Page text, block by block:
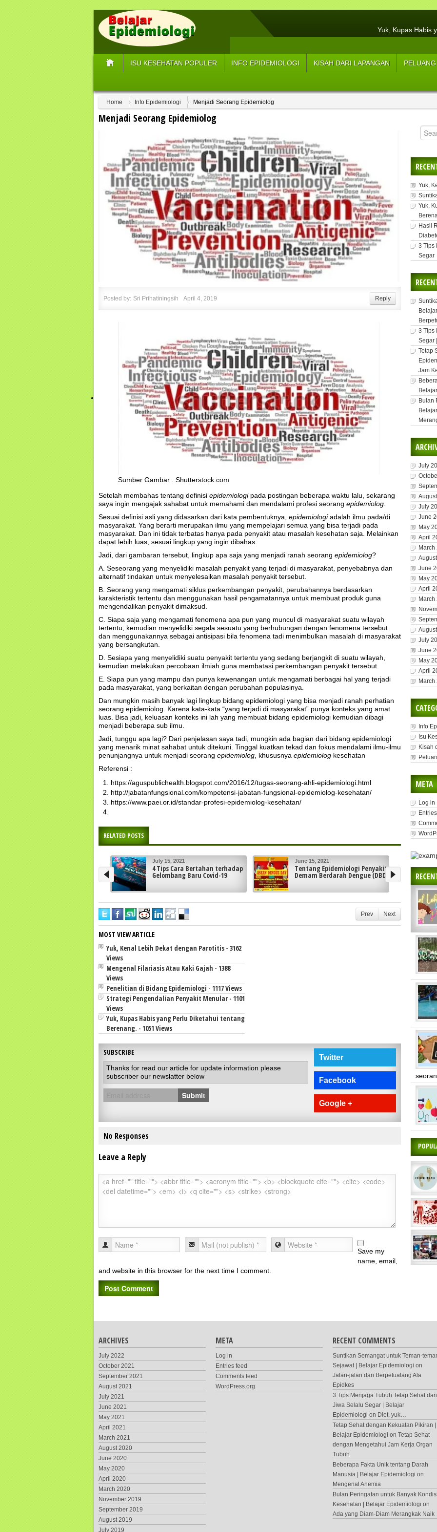
Yuk, Kupas Habis
3 Tips Menjaga
5
ISU KESEHATAN POPULER INFO EPIDEMIOLOGI KISAH DARI LAPANGAN
Home Info Epidemiologi Menjadi Seorang Epidemiolog
Menjadi Seorang Epidemiolog
Posted by: Sri Prihatiningsih April 4, 2019 Reply
Sumber Gambar : Shutterstock.com
Setelah membahas tentang definisi epidemiologipada postingan beberapa waktu lalu, sekarang
saya ingin mengajak sahabat untuk memahami dan mendalami profesi seorang epidemiolog
Sesuai definisi asli yang didasarkan dari kata pembentuknya, epidemiologiadalah ilmu pada/di
masyarakat. Yang berarti merupakan ilmu yang mempelajari semua yang bisa terjadi pada
masyarakat. Dan ini tidak terbatas hanya pada penyakit atau masalah kesehatan saja. Melainkan
dapat lebih luas, sesuai lingkup yang ingin dibahas.
Jadi, dari gambaran tersebut, lingkup apa saja yang menjadi ranah seorang epidemiolog?
A. Seseorang yang menyelidiki masalah penyakit yang terjadi di masyarakat, penyebabnya dan
alternatif tindakan untuk menyelesaikan masalah penyakit tersebut.
B. Seorang yang mengamati siklus perkembangan penyakit, perubahannya berdasarkan
karakteristik tertentu dan menggunakan hasil pengamatannya untuk membuat produk guna
mengendalikan penyakit dimaksud.
C. Siapa saja yang mengamati fenomena apa pun yang muncul di masyarakat suatu wilayah
tertentu, kemudian menyelidiki segala sesuatu yang berhubungan dengan fenomena tersebut
dan menggunakannya sebagai antisipasi bila fenomena tadi menimbulkan masalah di masyarakat
yang bersangkutan.
D. Sesiapa yang menyelidiki suatu penyakit tertentu yang sedang berjangkit di suatu wilayah,
kemudian melakukan percobaan ilmiah guna membatasi perkembangan penyakit tersebut.
E. Siapa pun yang mampu dan punya kewenangan untuk mengamati berbagai hal yang terjadi
pada masyarakat, yang berkaitan dengan perubahan populasinya.
Dan mungkin masih banyak lagi lingkup bidang epidemiologi yang bisa menjadi ranah perhatian
seorang epidemiolog. Karena kata-kata “yang terjadi di masyarakat” punya konteks yang amat
luas. Bisa jadi, keluasan konteks ini lah yang membuat bidang epidemiologi kemudian dibagi
menjadi beberapa sub ilmu.
Jadi, tunggu apa lagi? Dari penjelasan saya tadi, mungkin ada bagian dari bidang epidemiologi
yang menarik minat sahabat untuk ditekuni. Tinggal kuatkan tekad dan fokus mendalami ilmu-ilmu
penunjangnya untuk menjadi seorang epidemiolog , khususnya epidemiolog kesehatan
Referensi :
https://aguspublichealth.blogspot.com/2016/12/tugas-seorang-ahli-epidemiologi.html
http://jabatanfungsional.com/kompetensi-jabatan-fungsional-epidemiolog-kesehatan/
https://www.paei.or.id/standar-profesi-epidemiolog-kesehatan/
RELATED POSTS
4 Tips Cara Bertahan terhadap
June 15, 2021
Tentang Epidemiologi Penyakit
Demam Berdarah Dengue (DBD)
June 8, 2021
Strategi Pengendalian
Penyakit Menular
Prev Next
MOST VIEW ARTICLE
Yuk, Kenal Lebih Dekat dengan Parotitis - 3162
Views
Mengenal Filariasis Atau Kaki Gajah - 1388
Views
Penelitian di Bidang Epidemiologi - 1117 Views
Strategi Pengendalian Penyakit Menular - 1101
Views
Yuk, Kupas Habis yang Perlu Diketahui tentang
Berenang. - 1051 Views
SUBSCRIBE
Thanks for read our article for update information please
subscriber our newslatter below
Submit
Twitter
Facebook
Google +
No Responses
Leave a Reply
Save my
name, email,
and website in this browser for the next time I comment.
Yuk,
Yuk,
Hasil
3 Tips
Segar
3 Tips
Segar
Tetap
Jam
Bulan
July
July
June
May
April
March
June
May
April
March
July
June
May
April
March
Info
Isu
Kisah
META
Log in
ARCHIVES
July 2022
October 2021
September 2021
August 2021
July 2021
June 2021
May 2021
April 2021
March 2021
August 2020
June 2020
May 2020
April 2020
March 2020
November 2019
September 2019
August 2019
July 2019
META
Log in
Entries feed
Comments feed
WordPress.org
RECENT COMMENTS
Suntikan Semangat untuk Teman-
Sejawat | Belajar Epidemiologi on
Jalan-jalan dan Berpetualang Ala
Epidkes
3 Tips Menjaga Tubuh Tetap Sehat dan
Jiwa Selalu Segar | Belajar
Epidemiologi on Diet, yuk…
Tetap Sehat dengan Kekuatan Pikiran |
Belajar Epidemiologi on Tetap Sehat
dengan Mengetahui Jam Kerja Organ
Tubuh
Beberapa Fakta Unik tentang Darah
Manusia | Belajar Epidemiologi on
Mengenal Anemia
Bulan Peringatan untuk Banyak Kondisi
Kesehatan | Belajar Epidemiologi on
Ada yang Diam-Diam Merangkak Naik